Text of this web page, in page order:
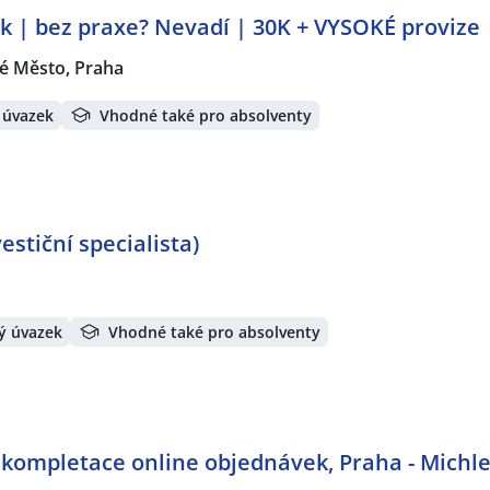
| bez praxe? Nevadí | 30K + VYSOKÉ provize
Město, Praha
Vhodné také pro absolventy
specialista)
úvazek Vhodné také pro absolventy
online objednávek, Praha - Michle